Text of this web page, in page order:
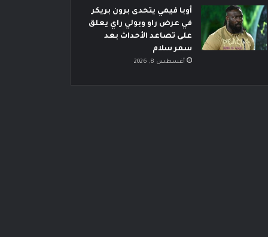
أوبا فيمي يتحدى برون بريكر
في عرض راو وبولي راي يعلق
على تصاعد الأحداث بعد
سمر سلام
أغسطس 8, 2026